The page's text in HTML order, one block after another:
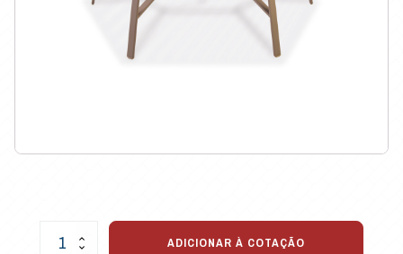
Mesa
ADICIONAR À COTAÇÃO